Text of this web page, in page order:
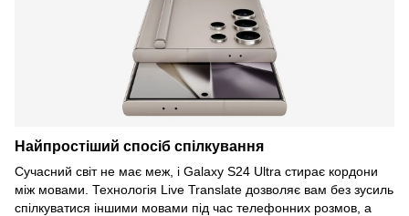
Найпростіший спосіб спілкування
Сучасний світ не має меж, і Galaxy S24 Ultra стирає кордони
між мовами. Технологія Live Translate дозволяє вам без зусиль
спілкуватися іншими мовами під час телефонних розмов, а